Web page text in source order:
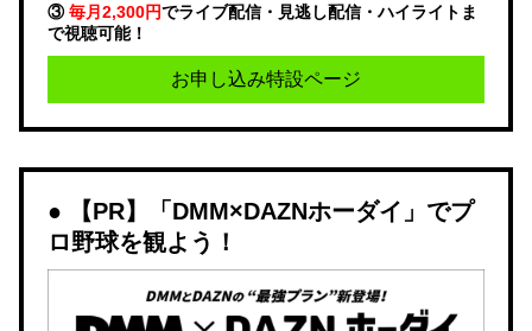
③毎月2,300円でライブ配信・見逃し配信・ハイライトま
で視聴可能！
お申し込み特設ページ
【PR】「DMM×DAZNホーダイ」でプ
ロ野球を観よう！